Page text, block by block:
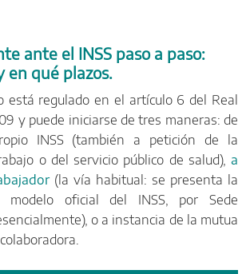
ante el INSS paso a paso:
en qué plazos.
está regulado en el artículo 6 del Real
y puede iniciarse de tres maneras: de
INSS (también a petición de la
o del servicio público de salud), a
(la vía habitual: se presenta la
oficial del INSS, por Sede
o a instancia de la mutua